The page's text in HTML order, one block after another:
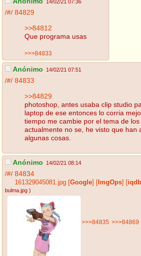
14/02/21 07:36
/#/ 84829
>>84812
Que programa usas
>>>84833
Anónimo 14/02/21 07:51
/#/ 84833
>>84829
photoshop, antes usaba clip studio
laptop de ese entonces lo corria
tiempo me cambie por el tema de
actualmente no se, he visto que han
algunas cosas.
Anónimo 14/02/21 08:14
/#/ 84834
161329045081.jpg Google ImgOps iqdb
bulma.jpg )
>>>84835 >>>84869